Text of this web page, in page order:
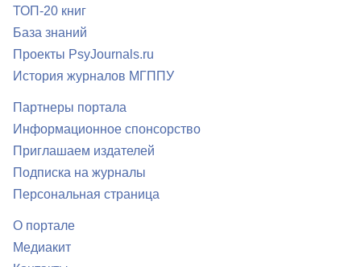
ТОП-20 книг
База знаний
Проекты PsyJournals.ru
История журналов МГППУ
Партнеры портала
Информационное спонсорство
Приглашаем издателей
Подписка на журналы
Персональная страница
О портале
Медиакит